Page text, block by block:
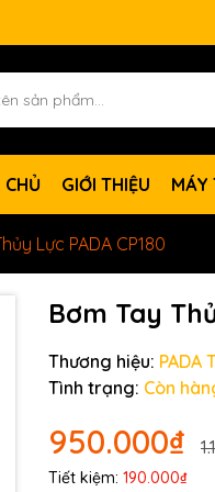
GIỚI THIỆU MÁY
Lực PADA CP180
Bơm Tay
Thương hiệu: PADA
Tình trạng: Còn
950.000₫
Tiết kiệm: 190.000₫